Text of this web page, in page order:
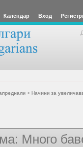
Календар Вход
> Начини за
Много